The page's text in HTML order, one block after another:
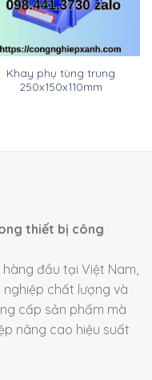
Khay phụ tùng trung
250x150x110mm
thiết bị công
đầu tại Việt Nam,
chất lượng và
cấp sản phẩm mà
nâng cao hiệu suất